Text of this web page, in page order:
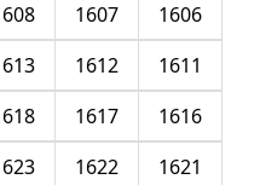
1606
1607
1611
1612
1616
1617
1621
1622